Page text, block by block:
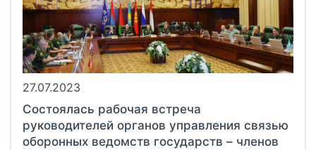
27.07.2023
Состоялась рабочая встреча
руководителей органов управления связью
оборонных ведомств государств – членов